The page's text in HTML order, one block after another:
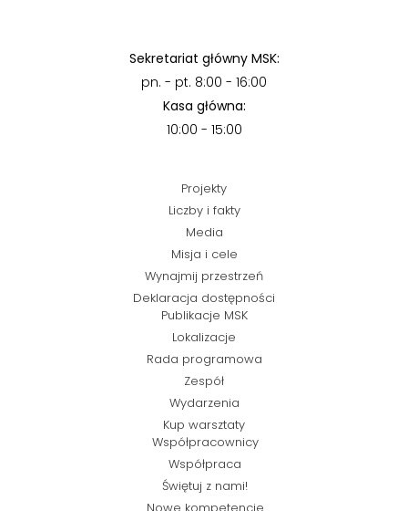
Sekretariat główny MSK:
pn. - pt. 8:00 - 16:00
Kasa główna:
10:00 - 15:00
Projekty
Liczby i fakty
Media
Misja i cele
Wynajmij przestrzeń
Deklaracja dostępności
Publikacje MSK
Lokalizacje
Rada programowa
Zespół
Wydarzenia
Kup warsztaty
Współpracownicy
Współpraca
Świętuj z nami!